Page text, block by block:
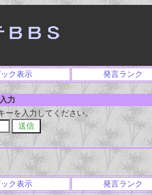
ック表示 発言ランク
力
ーを入力してください。
ック表示 発言ランク